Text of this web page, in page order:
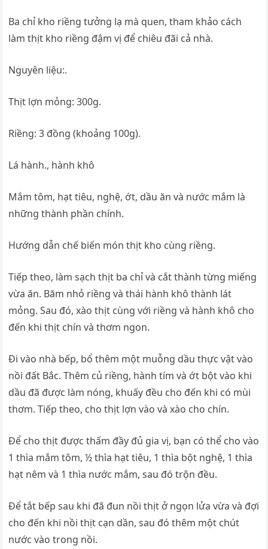
Ba chỉ kho riềng tưởng lạ mà quen, tham khảo cách
làm thịt kho riềng đậm vị để chiêu đãi cả nhà.
Nguyên liệu:.
Thịt lợn mỏng: 300g.
Riềng: 3 đồng (khoảng 100g).
Lá hành., hành khô
Mắm tôm, hạt tiêu, nghệ, ớt, dầu ăn và nước mắm là
những thành phần chính.
Hướng dẫn chế biến món thịt kho cùng riềng.
Tiếp theo, làm sạch thịt ba chỉ và cắt thành từng miếng
vừa ăn. Băm nhỏ riềng và thái hành khô thành lát
mỏng. Sau đó, xào thịt cùng với riềng và hành khô cho
đến khi thịt chín và thơm ngon.
Đi vào nhà bếp, bổ thêm một muỗng dầu thực vật vào
nồi đất Bắc. Thêm củ riềng, hành tím và ớt bột vào khi
dầu đã được làm nóng, khuấy đều cho đến khi có mùi
thơm. Tiếp theo, cho thịt lợn vào và xào cho chín.
Để cho thịt được thấm đầy đủ gia vị, bạn có thể cho vào
1 thìa mắm tôm, ½ thìa hạt tiêu, 1 thìa bột nghệ, 1 thìa
hạt nêm và 1 thìa nước mắm, sau đó trộn đều.
Để tắt bếp sau khi đã đun nồi thịt ở ngọn lửa vừa và đợi
cho đến khi nồi thịt cạn dần, sau đó thêm một chút
nước vào trong nồi.